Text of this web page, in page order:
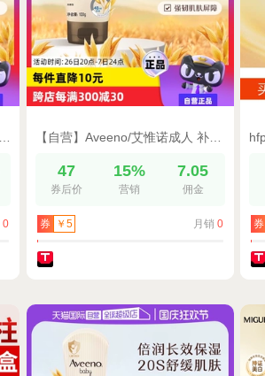
0
【自营】Aveeno/艾惟诺成人 补水保湿舒缓柔嫩护手霜100g滋润
47
券后价
15%
营销
7.05
佣金
券 ￥5 月销 0 券